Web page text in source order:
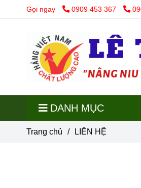
Gọi ngay 0909 453 367
DANH MỤC
Trang chủ / LIÊN HỆ